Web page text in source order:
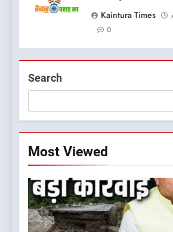
Kaintura Times
0
Search
Most Viewed